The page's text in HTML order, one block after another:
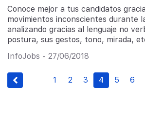
Conoce mejor a tus candidatos
movimientos inconscientes durante
analizando gracias al lenguaje no
postura, sus gestos, tono, mirada,
InfoJobs - 27/06/2018
1 2 3 4 5 6